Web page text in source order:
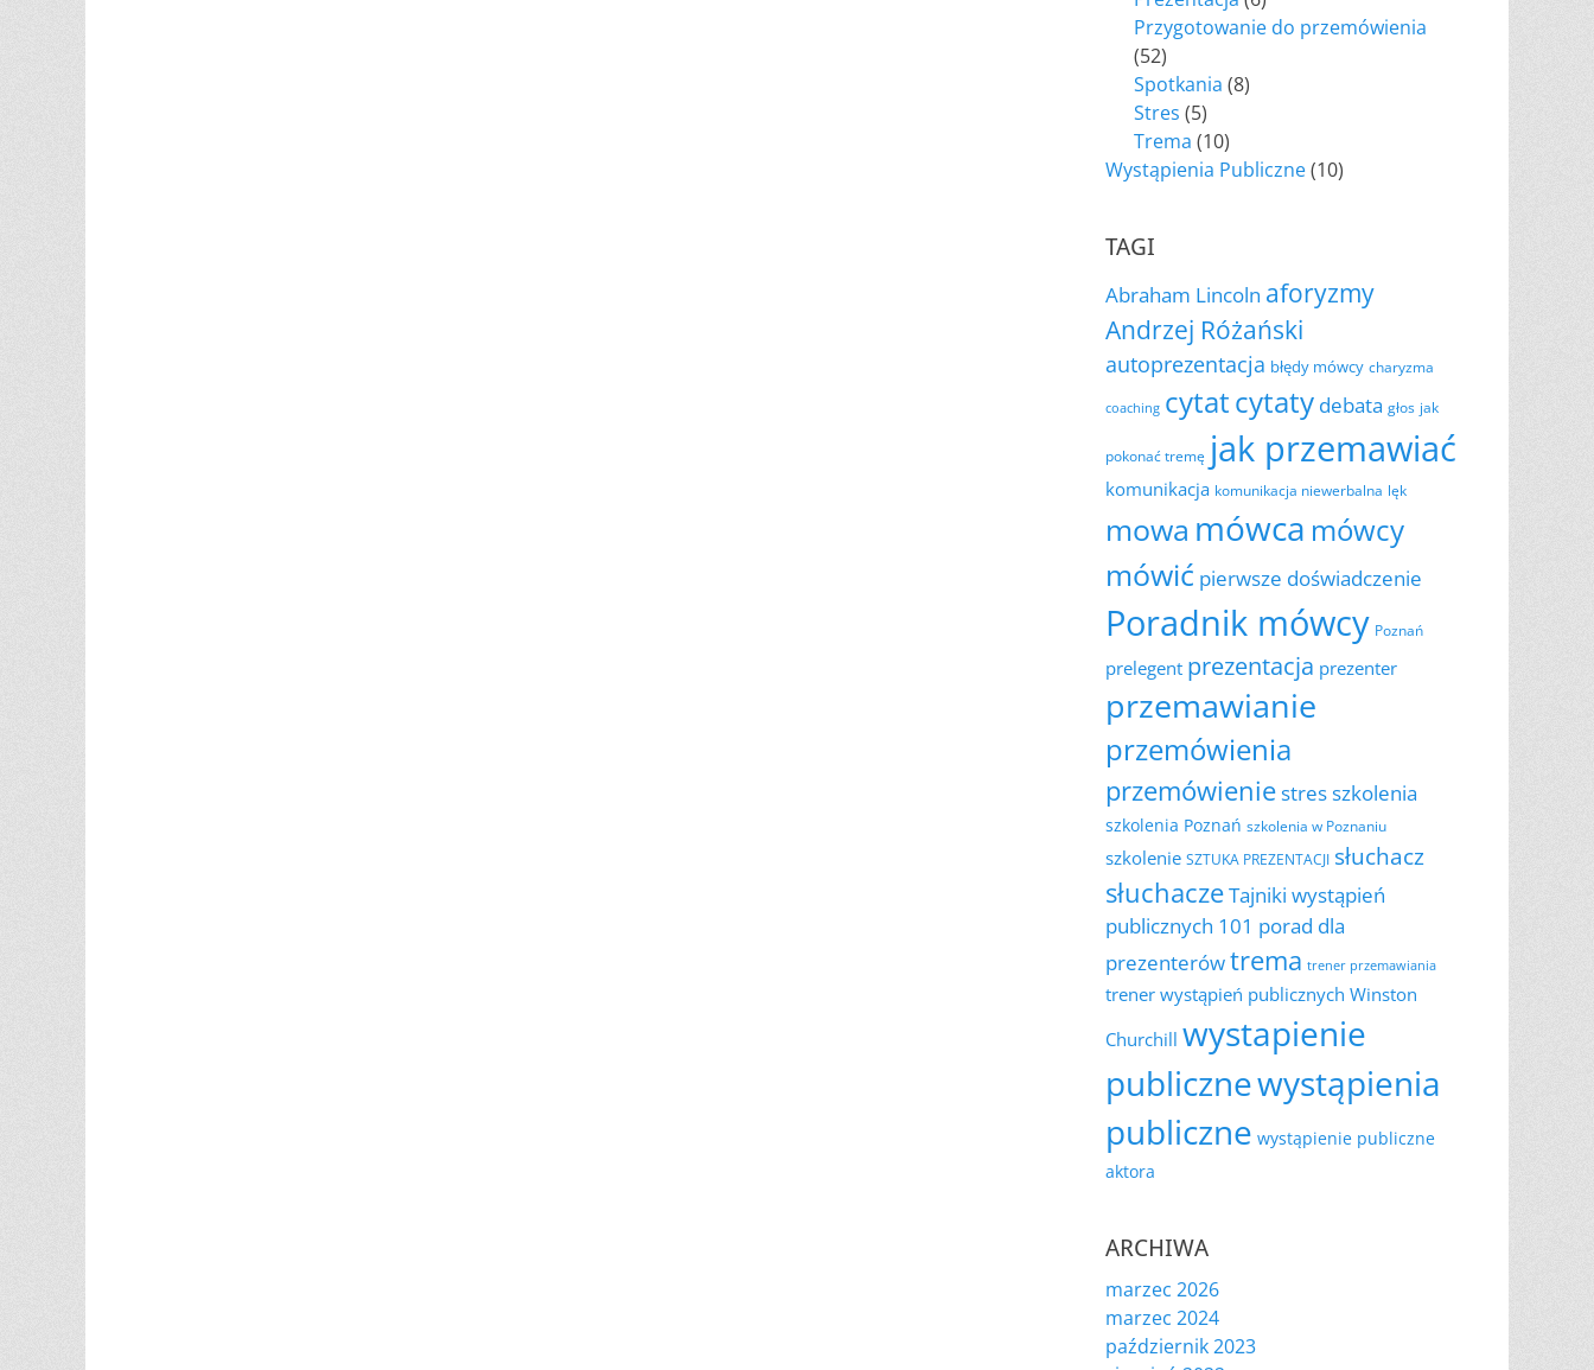
Przygotowanie do przemówienia
(52)
Spotkania (8)
Stres (5)
Trema (10)
Wystąpienia Publiczne(10)
TAGI
Abraham Lincoln aforyzmy
Andrzej Różański
autoprezentacja błędy mówcy charyzma
coaching cytatcytaty debata głos jak
pokonać tremę jak przemawiać
komunikacja komunikacja niewerbalna lęk
mowa mówca mówcy
mówić pierwsze doświadczenie
Poradnik mówcy Poznań
prelegent prezentacja prezenter
przemawianie
przemówienia
przemówieniestresszkolenia
szkolenia Poznań szkolenia w Poznaniu
szkolenie SZTUKA PREZENTACJI słuchacz
słuchaczeTajniki wystąpień
publicznych 101 porad dla
prezenterówtrema trener przemawiania
trener wystąpień publicznych Winston
Churchill wystapienie
publicznewystąpienia
publiczne wystąpienie publiczne
aktora
ARCHIWA
marzec 2026
marzec 2024
październik 2023